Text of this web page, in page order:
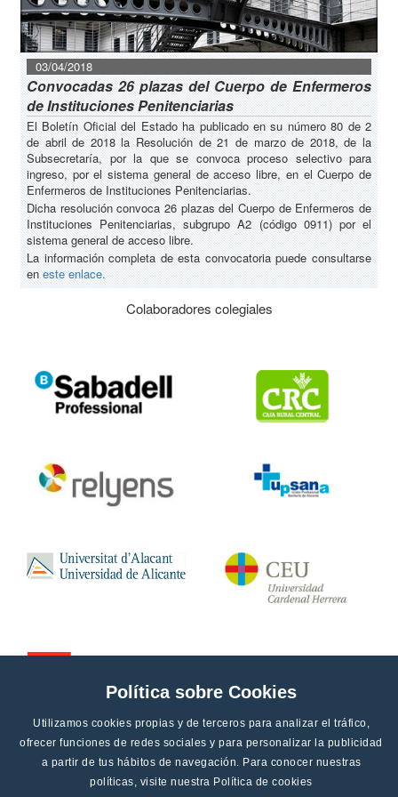
Política sobre Cookies
Utilizamos cookies propias y de terceros para analizar el tráfico,
ofrecer funciones de redes sociales y para personalizar la publicidad
a partir de tus hábitos de navegación. Para conocer nuestras
políticas, visite nuestra Política de cookies
03/04/2018
Convocadas 26 plazas del Cuerpo de Enfermeros
de Instituciones Penitenciarias
El Boletín Oficial del Estado ha publicado en su número 80 de 2
de abril de 2018 la Resolución de 21 de marzo de 2018, de la
Subsecretaría, por la que se convoca proceso selectivo para
ingreso, por el sistema general de acceso libre, en el Cuerpo de
Enfermeros de Instituciones Penitenciarias.
Dicha resolución convoca 26 plazas del Cuerpo de Enfermeros de
Instituciones Penitenciarias, subgrupo A2 (código 0911) por el
sistema general de acceso libre.
La información completa de esta convocatoria puede consultarse
en este enlace.
Colaboradores colegiales